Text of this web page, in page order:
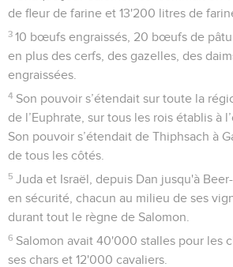
de fleur de farine et 13'200 litres de
3 10 bœufs engraissés, 20 bœufs de
en plus des cerfs, des gazelles, des
engraissées.
4 Son pouvoir s’étendait sur toute la
de l’Euphrate, sur tous les rois établis à
Son pouvoir s’étendait de Thiphsach à
de tous les côtés.
5 Juda et Israël, depuis Dan jusqu'à
en sécurité, chacun au milieu de ses
durant tout le règne de Salomon.
6 Salomon avait 40'000 stalles pour les
ses chars et 12'000 cavaliers.